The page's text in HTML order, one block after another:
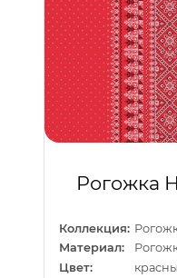
Рогожка
Коллекция:
Материал:
Цвет: